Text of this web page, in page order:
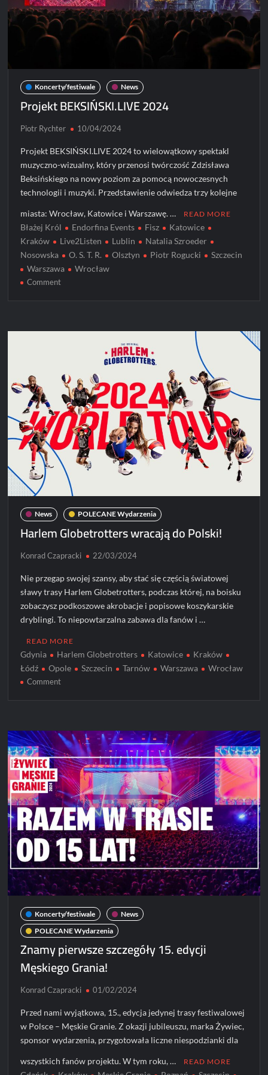
Koncerty/festiwale News
Projekt BEKSIŃSKI.LIVE 2024
Piotr Rychter 10/04/2024
Projekt BEKSIŃSKI.LIVE 2024 to wielowątkowy spektakl
muzyczno-wizualny, który przenosi twórczość Zdzisława
Beksińskiego na nowy poziom za pomocą nowoczesnych
technologii i muzyki. Przedstawienie odwiedza trzy kolejne
miasta: Wrocław, Katowice i Warszawę. … READ MORE
Błażej Król Endorfina Events Fisz
Katowice
Kraków
Live2Listen Lublin
Natalia Szroeder
Nosowska
O. S. T. R. Olsztyn Piotr Rogucki
Szczecin
Warszawa
Wrocław
Commenton
News POLECANE Wydarzenia
Harlem Globetrotters wracają do Polski!
Konrad Czapracki 22/03/2024
Nie przegap swojej szansy, aby stać się częścią światowej
sławy trasy Harlem Globetrotters, podczas której, na boisku
zobaczysz podkoszowe akrobacje i popisowe koszykarskie
dryblingi. To niepowtarzalna zabawa dla fanów i …
READ MORE
Gdynia Harlem Globetrotters Katowice
Kraków
Łódź
Opole Szczecin Tarnów Warszawa Wrocław
Commenton
do
Polski!
Koncerty/festiwale
News
POLECANE Wydarzenia
Znamy pierwsze szczegóły 15. edycji
Męskiego Grania!
Konrad Czapracki 01/02/2024
Przed nami wyjątkowa, 15., edycja jedynej trasy festiwalowej
w Polsce – Męskie Granie. Z okazji jubileuszu, marka Żywiec,
sponsor wydarzenia, przygotowała liczne niespodzianki dla
wszystkich fanów projektu. W tym roku, … READ MORE